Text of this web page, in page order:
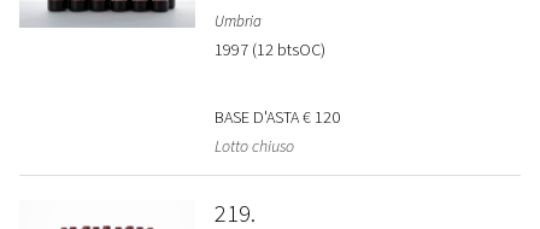
Umbria
1997 (12 btsOC)
BASE D'ASTA€ 120
Lotto chiuso
219